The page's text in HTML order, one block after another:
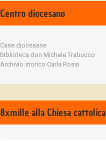
Centro diocesano
Case diocesane
Biblioteca don Michele Trabucco
Archivio storico Carla Rossi
8xmille alla Chiesa cattolica